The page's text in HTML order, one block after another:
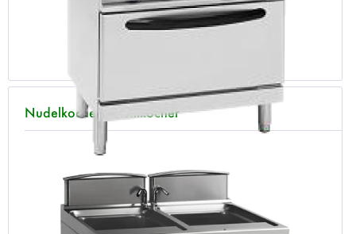
Nudelkocher - Multikocher